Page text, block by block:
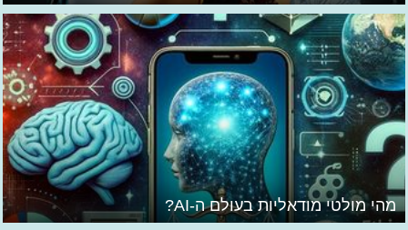
מהי מולטי מודאליות בעולם ה-AI?